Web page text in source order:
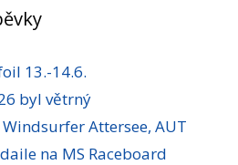
13.-14.6.
byl větrný
Attersee, AUT
na MS Raceboard